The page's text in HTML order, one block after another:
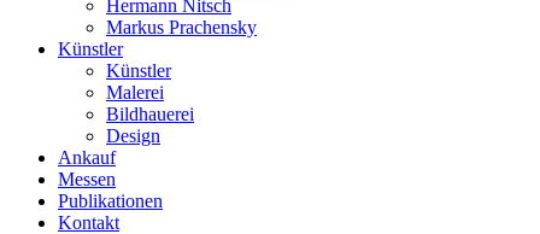
Hermann Nitsch
Markus Prachensky
Künstler
Künstler
Malerei
Bildhauerei
Design
Ankauf
Messen
Publikationen
Kontakt